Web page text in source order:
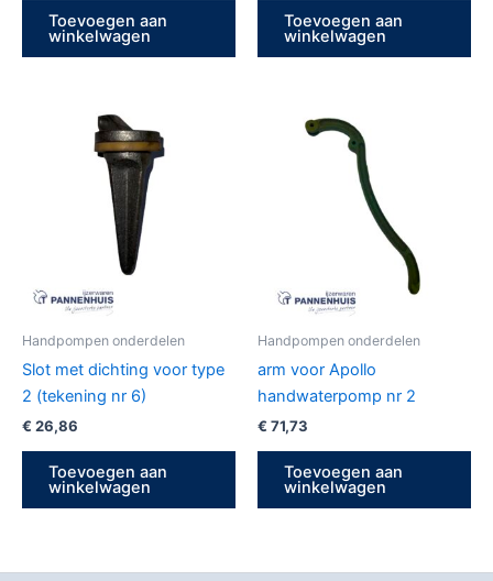
Toevoegen aan
winkelwagen
Toevoegen aan
winkelwagen
Handpompen onderdelen
Slot met dichting voor type
2 (tekening nr 6)
€ 26,86
Toevoegen aan
winkelwagen
Handpompen onderdelen
arm voor Apollo
handwaterpomp nr 2
€ 71,73
Toevoegen aan
winkelwagen